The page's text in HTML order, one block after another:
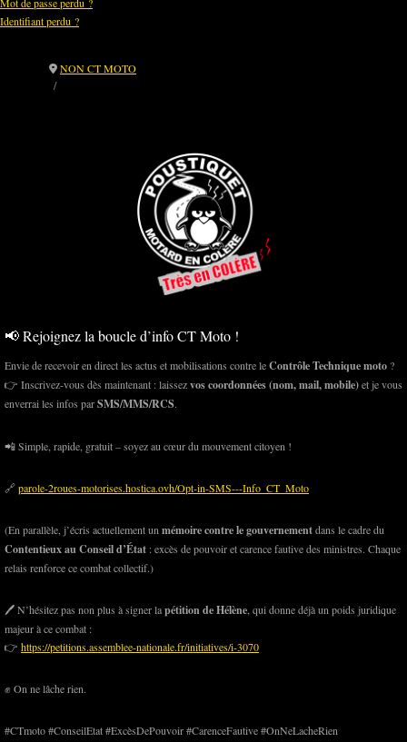
Identifiant perdu ?
NON CT MOTO
📢 Rejoignez la boucle d’info CT Moto !
Envie de recevoir en direct les actus et mobilisations contre leContrôle Technique moto ?
👉 Inscrivez-vous dès maintenant : laissezvos coordonnées (nom, mail, mobile)et je vous
enverrai les infos parSMS/MMS/RCS.
📲 Simple, rapide, gratuit – soyez au cœur du mouvement citoyen !
🔗parole-2roues-motorises.hostica.ovh/Opt-in-SMS---Info_CT_Moto
(En parallèle, j’écris actuellement un mémoire contre le gouvernementdans le cadre du
Contentieux au Conseil d’État : excès de pouvoir et carence fautive des ministres. Chaque
relais renforce ce combat collectif.)
🖊️ N’hésitez pas non plus à signer lapétition de Hélène , qui donne déjà un poids juridique
majeur à ce combat :
👉 https://petitions.assemblee-nationale.fr/initiatives/i-3070
✊ On ne lâche rien.
#CTmoto #ConseilEtat #ExcèsDePouvoir #CarenceFautive #OnNeLacheRien